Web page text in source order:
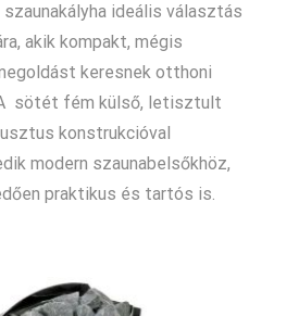
szaunakályha ideális választás
akik kompakt, mégis
keresnek otthoni
A sötét fém külső, letisztult
konstrukcióval
modern szaunabelsőkhöz,
praktikus és tartós is.